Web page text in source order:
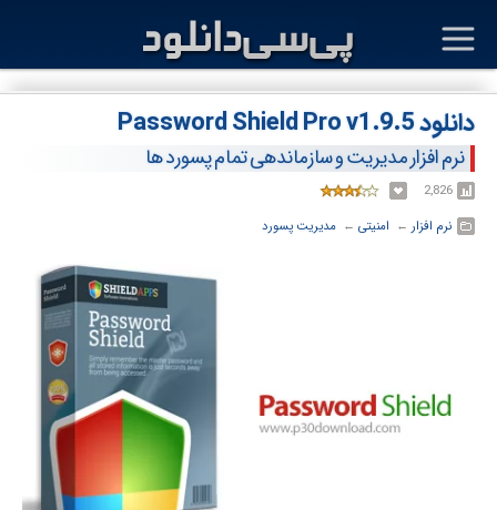
دانلود Password Shield Pro v1.9.5
نرم افزار مدیریت و سازماندهی تمام پسورد ها
2,826
نرم افزار ← ‏ امنیتی ← ‏ مدیریت پسورد